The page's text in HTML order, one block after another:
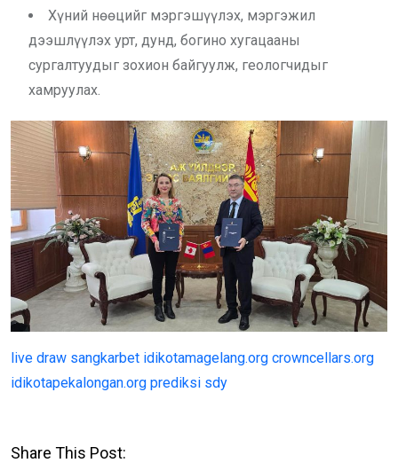
Хүний нөөцийг мэргэшүүлэх, мэргэжил
дээшлүүлэх урт, дунд, богино хугацааны
сургалтуудыг зохион байгуулж, геологчидыг
хамруулах.
live draw sangkarbet idikotamagelang.org crowncellars.org
idikotapekalongan.org prediksi sdy
Share This Post: